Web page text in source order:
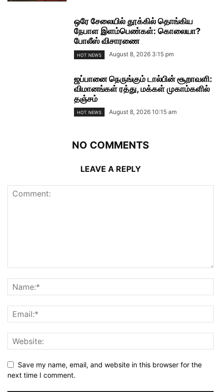
ஒரே சேலையில் தூக்கில் தொங்கிய
நேபாள இளம்பெண்கள்: கொலையா?
போலீஸ் விசாரணை
HOT NEWS August 8, 2026 3:15 pm
ஜப்பானை நெருங்கும் டால்பின் சூறாவளி:
விமானங்கள் ரத்து, மக்கள் முகாம்களில்
தஞ்சம்
HOT NEWS August 8, 2026 10:15 am
NO COMMENTS
LEAVE A REPLY
Save my name, email, and website in this browser for the
next time I comment.